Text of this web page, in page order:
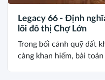
Legacy 66 - Định
lõi đô thị Chợ Lớn
Trong bối cảnh quỹ đất
càng khan hiếm, bài